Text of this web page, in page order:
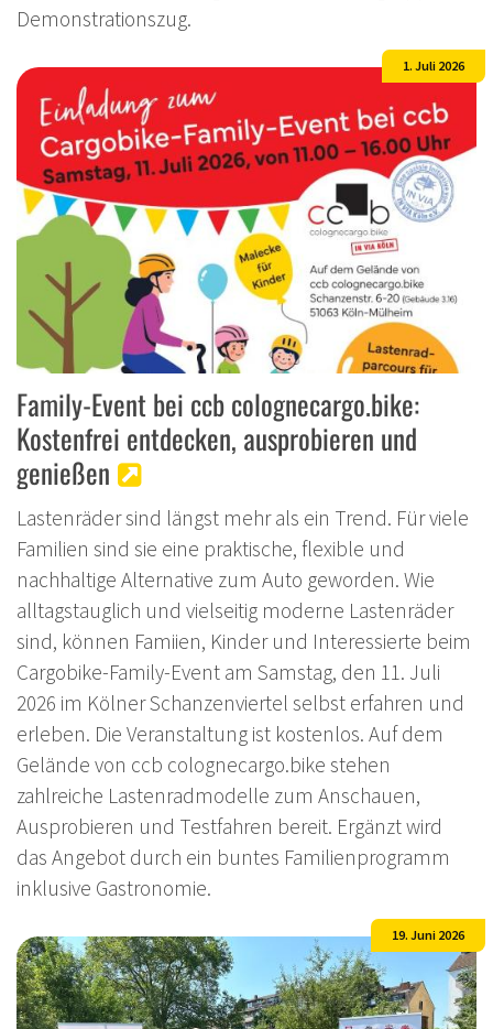
Demonstrationszug.
Family-Event bei ccb colognecargo.bike:
Kostenfrei entdecken, ausprobieren und
genießen
1. Juli 2026
Lastenräder sind längst mehr als ein Trend. Für viele
Familien sind sie eine praktische, flexible und
nachhaltige Alternative zum Auto geworden. Wie
alltagstauglich und vielseitig moderne Lastenräder
sind, können Famiien, Kinder und Interessierte beim
Cargobike-Family-Event am Samstag, den 11. Juli
2026 im Kölner Schanzenviertel selbst erfahren und
erleben. Die Veranstaltung ist kostenlos. Auf dem
Gelände von ccb colognecargo.bike stehen
zahlreiche Lastenradmodelle zum Anschauen,
Ausprobieren und Testfahren bereit. Ergänzt wird
das Angebot durch ein buntes Familienprogramm
inklusive Gastronomie.
19. Juni 2026